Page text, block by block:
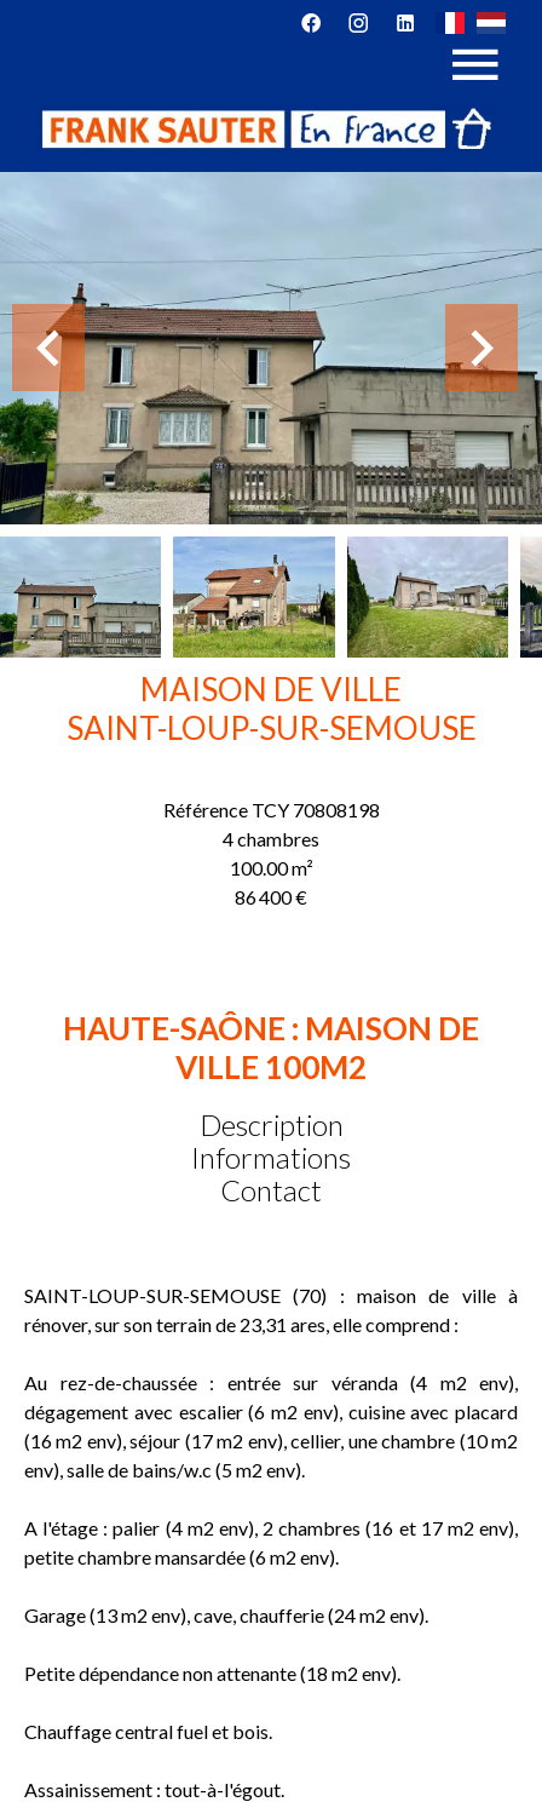
MAISON DE VILLE
SAINT-LOUP-SUR-SEMOUSE
RéférenceTCY 70808198
4 chambres
100.00m²
86 400 €
HAUTE-SAÔNE : MAISON DE
VILLE 100M2
Description
Informations
Contact
SAINT-LOUP-SUR-SEMOUSE (70) : maison de ville à
rénover, sur son terrain de 23,31 ares, elle comprend :
Au rez-de-chaussée : entrée sur véranda (4 m2 env),
dégagement avec escalier (6 m2 env), cuisine avec placard
(16 m2 env), séjour (17 m2 env), cellier, une chambre (10 m2
env), salle de bains/w.c (5 m2 env).
A l'étage : palier (4 m2 env), 2 chambres (16 et 17 m2 env),
petite chambre mansardée (6 m2 env).
Garage (13 m2 env), cave, chaufferie (24 m2 env).
Petite dépendance non attenante (18 m2 env).
Chauffage central fuel et bois.
Assainissement : tout-à-l'égout.